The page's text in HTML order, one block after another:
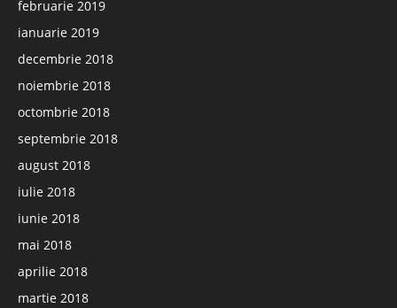
februarie 2019
ianuarie 2019
decembrie 2018
noiembrie 2018
octombrie 2018
septembrie 2018
august 2018
iulie 2018
iunie 2018
mai 2018
aprilie 2018
martie 2018